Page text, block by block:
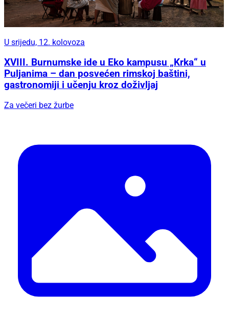
U srijedu, 12. kolovoza
XVIII. Burnumske ide u Eko kampusu „Krka“ u
Puljanima – dan posvećen rimskoj baštini,
gastronomiji i učenju kroz doživljaj
Za večeri bez žurbe